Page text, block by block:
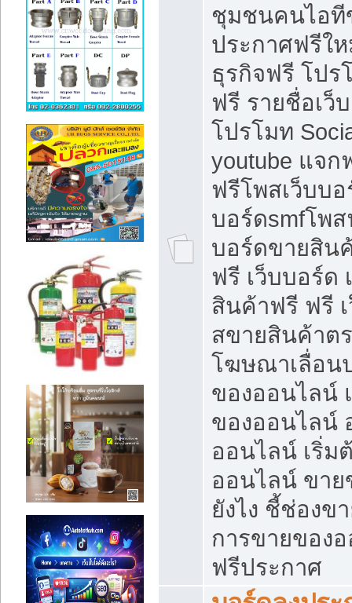
ชุมชนคนไอที
ประกาศฟรีใ
ธุรกิจฟรี โป
ฟรี รายชื่อเว็
โปรโมท
youtube แจก
ฟรีโพสเว็บบอ
บอร์ดsmfโพ
บอร์ดขายสิน
ฟรี เว็บบอร์ด
สินค้าฟรี ฟรี
สขายสินค้าต
โฆษณาเลื่อน
ของออนไลน์
ของออนไลน์
ออนไลน์ เริ่ม
ออนไลน์ ขาย
ยังไง ชี้ช่องข
การขายของ
ฟรีประกาศ